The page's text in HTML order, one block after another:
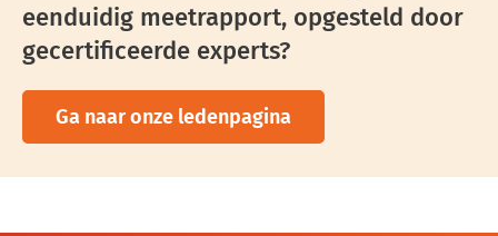
eenduidig meetrapport, opgesteld door
gecertificeerde experts?
Ga naar onze ledenpagina